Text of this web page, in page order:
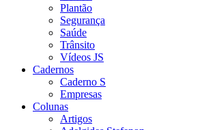
Plantão
Segurança
Saúde
Trânsito
Vídeos JS
Cadernos
Caderno S
Empresas
Colunas
Artigos